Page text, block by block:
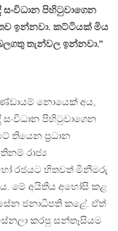
සංවිධාන පිහිටුවාගෙන
ඉන්නවා. කට්ටියක් මිය
තැන්වල ඉන්නවා.”
නොයෙක් අය,
සංවිධාන පිහිටුවාගෙන
තියෙන ප්‍රධාන
රාජ්‍ය
හෝ රජයට හිතවත් මිනීමරු
මේ අයිතිය අහෝසි කළ
ජනාධිපති කළේ. ඒත්
කරපු සන්තෑසියම